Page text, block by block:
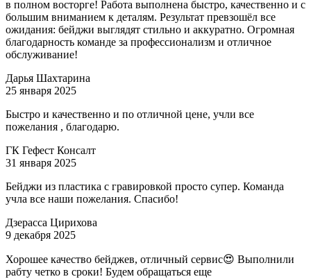
в полном восторге! Работа выполнена быстро, качественно и с
большим вниманием к деталям. Результат превзошёл все
ожидания: бейджи выглядят стильно и аккуратно. Огромная
благодарность команде за профессионализм и отличное
обслуживание!
Дарья Шахтарина
25 января 2025
Быстро и качественно и по отличной цене, учли все
пожелания , благодарю.
ГК Гефест Консалт
31 января 2025
Бейджи из пластика с гравировкой просто супер. Команда
учла все наши пожелания. Спасибо!
Дзерасса Цирихова
9 декабря 2025
Хорошее качество бейджев, отличный сервис😍 Выполнили
рабту четко в сроки! Будем обращаться еще